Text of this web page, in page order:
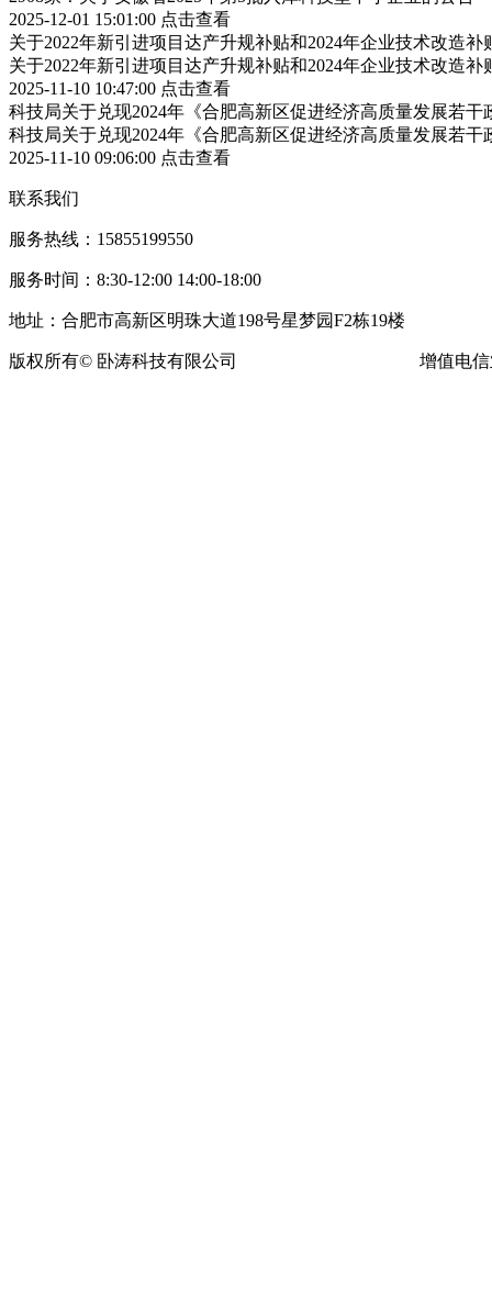
2025-12-01 15:01:00 点击查看
关于2022年新引进项目达产升规补贴和2024年企业技术改造
关于2022年新引进项目达产升规补贴和2024年企业技术改造
2025-11-10 10:47:00 点击查看
科技局关于兑现2024年《合肥高新区促进经济高质量发展若
科技局关于兑现2024年《合肥高新区促进经济高质量发展若
2025-11-10 09:06:00 点击查看
联系我们
服务热线：15855199550
服务时间：8:30-12:00 14:00-18:00
地址：合肥市高新区明珠大道198号星梦园F2栋19楼
版权所有© 卧涛科技有限公司 增值电